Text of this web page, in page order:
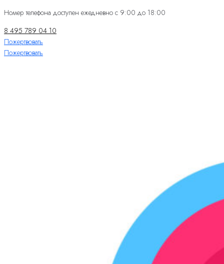
Номер телефона доступен ежедневно с 9:00 до 18:00
8 495 789 04 10
Пожертвовать
Пожертвовать